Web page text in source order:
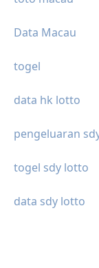
Data Macau
togel
data hk lotto
pengeluaran
togel sdy lotto
data sdy lotto